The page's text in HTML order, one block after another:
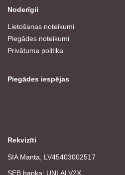
Noderīgii
Lietošanas noteikumi
Piegādes noteikumi
Privātuma politika
Piegādes iespējas
Rekvizīti
SIA Manta, LV45403002517
SEB banka: UNLALV2X